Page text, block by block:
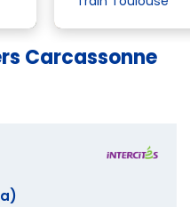
Carcassonne